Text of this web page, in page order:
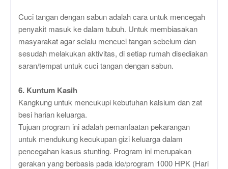
Cuci tangan dengan sabun adalah cara untuk mencegah
penyakit masuk ke dalam tubuh. Untuk membiasakan
masyarakat agar selalu mencuci tangan sebelum dan
sesudah melakukan aktivitas, di setiap rumah disediakan
saran/tempat untuk cuci tangan dengan sabun.
6. Kuntum Kasih
Kangkung untuk mencukupi kebutuhan kalsium dan zat
besi harian keluarga.
Tujuan program ini adalah pemanfaatan pekarangan
untuk mendukung kecukupan gizi keluarga dalam
pencegahan kasus stunting. Program ini merupakan
gerakan yang berbasis pada ide/program 1000 HPK (Hari